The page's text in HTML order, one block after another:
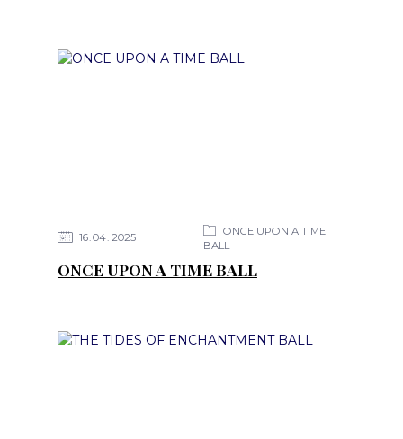
16 04 2025
ONCE UPON A TIME
BALL
ONCE UPON A TIME BALL